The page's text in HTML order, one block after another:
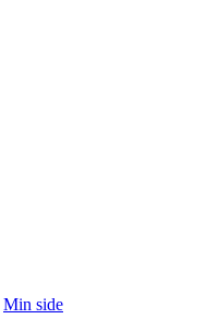
Min side